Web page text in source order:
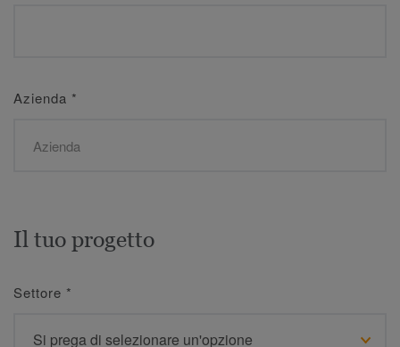
Azienda *
Il tuo progetto
Settore *